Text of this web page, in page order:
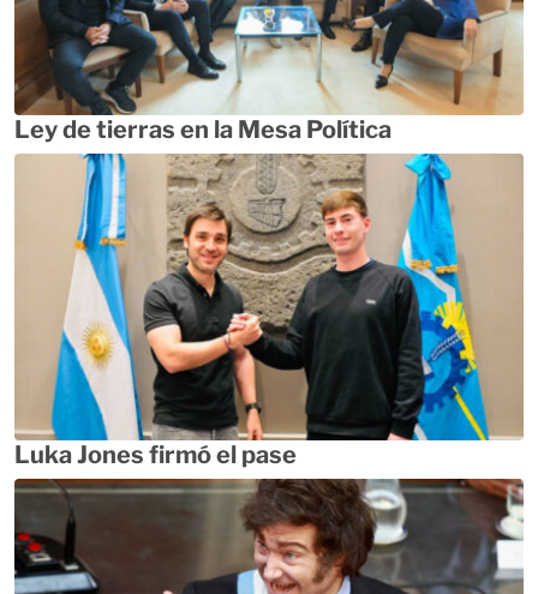
Ley de tierras en la Mesa Política
Luka Jones firmó el pase